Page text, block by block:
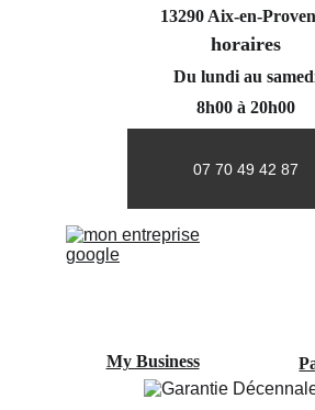
07 70 49 42 87
13290 Aix-en-
horaires
Du lundi au
8h00 à 20h00
My Business